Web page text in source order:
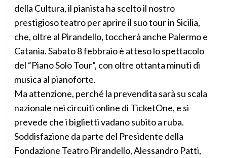
della Cultura, il pianista ha scelto il nostro
prestigioso teatro per aprire il suo tour in Sicilia,
che, oltre al Pirandello, toccherà anche Palermo e
Catania. Sabato 8 febbraio è atteso lo spettacolo
del “Piano Solo Tour”, con oltre ottanta minuti di
musica al pianoforte.
Ma attenzione, perché la prevendita sarà su scala
nazionale nei circuiti online di TicketOne, e si
prevede che i biglietti vadano subito a ruba.
Soddisfazione da parte del Presidente della
Fondazione Teatro Pirandello, Alessandro Patti,